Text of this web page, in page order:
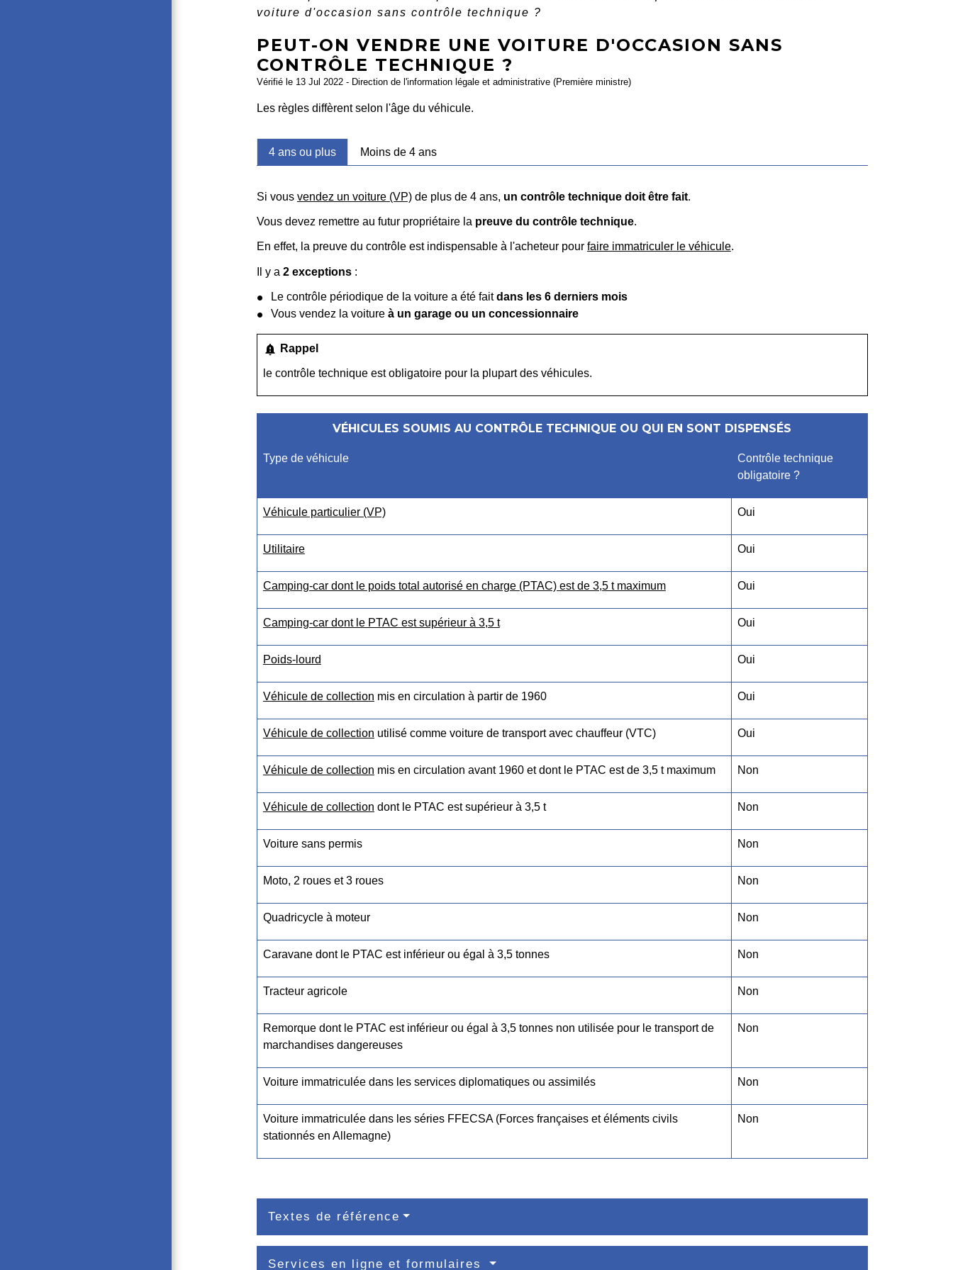
voiture d'occasion sans contrôle technique ?
PEUT-ON VENDRE UNE VOITURE D'OCCASION SANS
CONTRÔLE TECHNIQUE ?
Vérifié le 13 Jul 2022 - Direction de l'information légale et administrative (Première ministre)
Les règles diffèrent selon l'âge du véhicule.
4 ans ou plus Moins de 4 ans
Si vous vendez un voiture (VP)de plus de 4 ans, un contrôle technique doit être fait.
Vous devez remettre au futur propriétaire la preuve du contrôle technique.
En effet, la preuve du contrôle est indispensable à l'acheteur pour faire immatriculer le véhicule.
Il y a 2 exceptions:
Le contrôle périodique de la voiture a été faitdans les 6 derniers mois
Vous vendez la voiture à un garage ou un concessionnaire
notification_important Rappel
le contrôle technique est obligatoire pour la plupart des véhicules.
VÉHICULES SOUMIS AU CONTRÔLE TECHNIQUE OU QUI EN SONT DISPENSÉS
Type de véhicule
Contrôle technique
obligatoire ?
Véhicule particulier (VP) Oui
Utilitaire Oui
Camping-car dont le poids total autorisé en charge (PTAC) est de 3,5 t maximum Oui
Camping-car dont le PTAC est supérieur à 3,5 t Oui
Poids-lourd Oui
Véhicule de collection mis en circulation à partir de 1960 Oui
Véhicule de collection utilisé comme voiture de transport avec chauffeur (VTC) Oui
Véhicule de collection mis en circulation avant 1960 et dont le PTAC est de 3,5 t maximum Non
Véhicule de collection dont le PTAC est supérieur à 3,5 t Non
Voiture sans permis Non
Moto, 2 roues et 3 roues Non
Quadricycle à moteur Non
Caravane dont le PTAC est inférieur ou égal à 3,5 tonnes Non
Tracteur agricole Non
Remorque dont le PTAC est inférieur ou égal à 3,5 tonnes non utilisée pour le transport de
marchandises dangereuses
Non
Voiture immatriculée dans les services diplomatiques ou assimilés Non
Voiture immatriculée dans les séries FFECSA (Forces françaises et éléments civils
stationnés en Allemagne)
Non
Textes de référence
Services en ligne et formulaires